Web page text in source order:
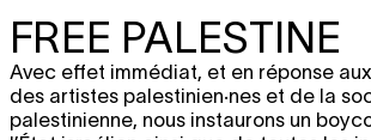
FREE PALESTINE
Avec effet immédiat, et en réponse
des artistes palestinien·nes et de la
palestinienne, nous instaurons un